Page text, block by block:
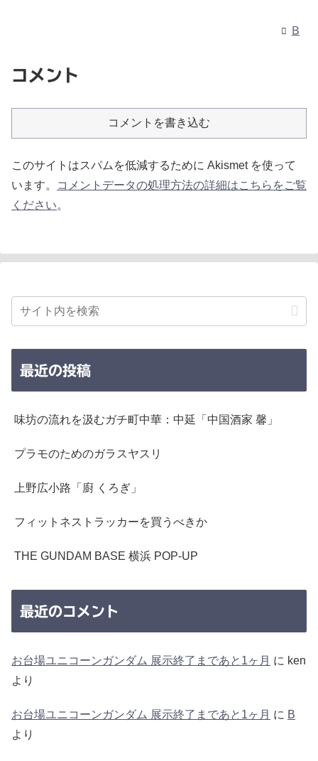
B
コメント
コメントを書き込む
このサイトはスパムを低減するために Akismet を使って
います。
コメントデータの処理方法の詳細はこちらをご覧
ください。
最近の投稿
味坊の流れを汲むガチ町中華：中延「中国酒家 馨」
プラモのためのガラスヤスリ
上野広小路「廚 くろぎ」
フィットネストラッカーを買うべきか
THE GUNDAM BASE 横浜 POP-UP
最近のコメント
お台場ユニコーンガンダム 展示終了まであと1ヶ月 に ken
より
お台場ユニコーンガンダム 展示終了まであと1ヶ月 に B
より